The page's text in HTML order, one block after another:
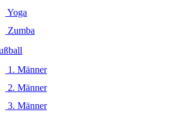
Yoga
Zumba
1. Männer
2. Männer
3. Männer